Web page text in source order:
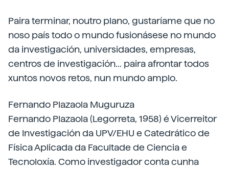
Paira terminar, noutro plano, gustaríame que no
noso país todo o mundo fusionásese no mundo
da investigación, universidades, empresas,
centros de investigación... paira afrontar todos
xuntos novos retos, nun mundo amplo.
Fernando Plazaola Muguruza
Fernando Plazaola (Legorreta, 1958) é Vicerreitor
de Investigación da UPV/EHU e Catedrático de
Física Aplicada da Facultade de Ciencia e
Tecnoloxía. Como investigador conta cunha